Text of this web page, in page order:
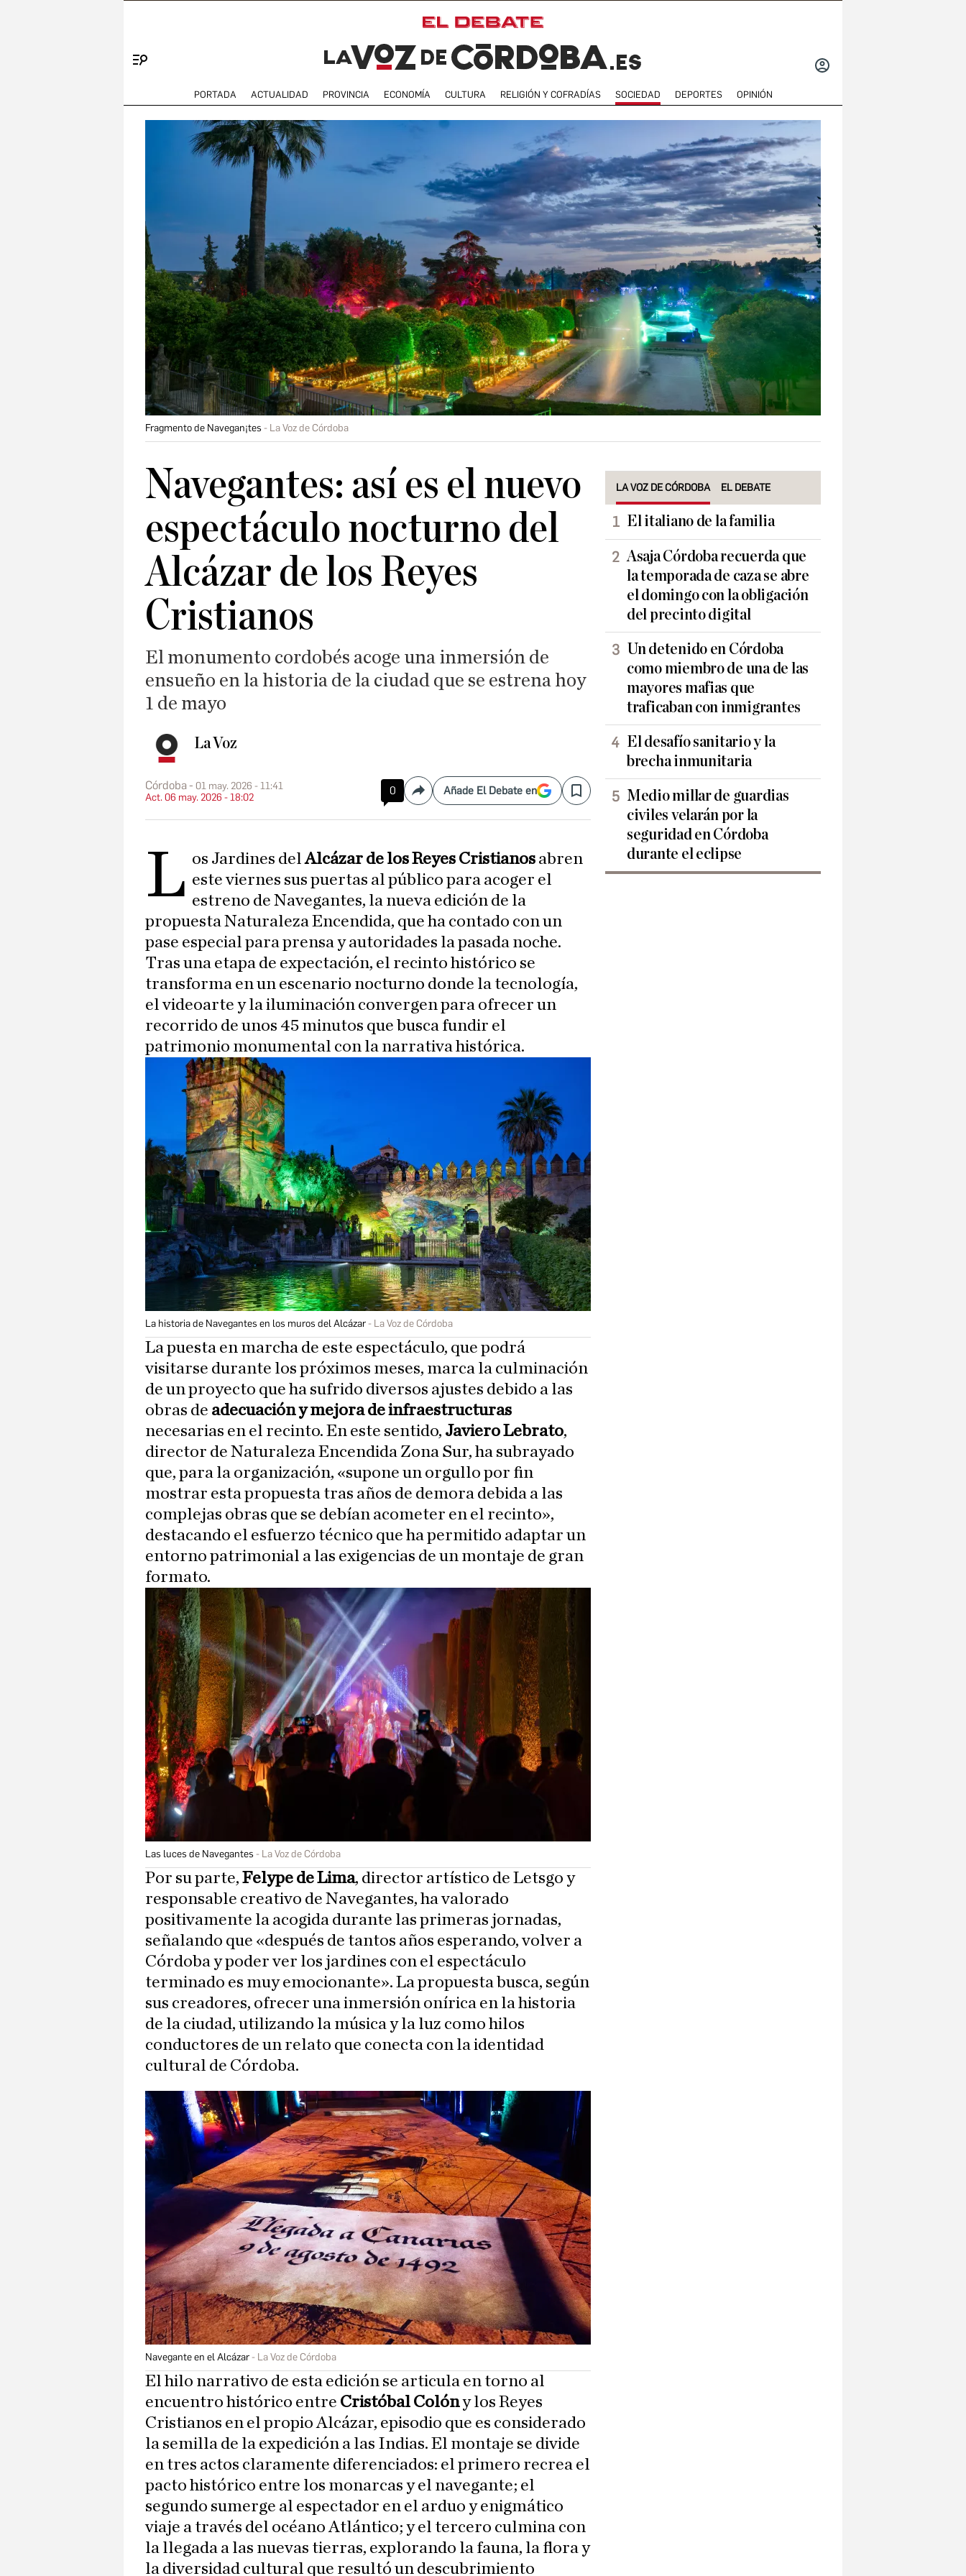
PORTADA ACTUALIDAD PROVINCIA ECONOMÍA CULTURA RELIGIÓN Y COFRADÍAS SOCIEDAD DEPORTES OPINIÓN
Fragmento de Navegan¡tes La Voz de Córdoba
Navegantes: así es el nuevo
espectáculo nocturno del
Alcázar de los Reyes
Cristianos
El monumento cordobés acoge una inmersión de
ensueño en la historia de la ciudad que se estrena hoy
1 de mayo
La Voz
Córdoba
01 may. 2026 - 11:41
Act. 06 may. 2026 - 18:02
0 CompartirAñade El Debate en Save
L os Jardines delAlcázar de los Reyes Cristianos abren
este viernes sus puertas al público para acoger el
estreno de Navegantes, la nueva edición de la
propuesta Naturaleza Encendida, que ha contado con un
pase especial para prensa y autoridades la pasada noche.
Tras una etapa de expectación, el recinto histórico se
transforma en un escenario nocturno donde la tecnología,
el videoarte y la iluminación convergen para ofrecer un
recorrido de unos 45 minutos que busca fundir el
patrimonio monumental con la narrativa histórica.
La historia de Navegantes en los muros del Alcázar La Voz de Córdoba
La puesta en marcha de este espectáculo, que podrá
visitarse durante los próximos meses, marca la culminación
de un proyecto que ha sufrido diversos ajustes debido a las
obras de adecuación y mejora de infraestructuras
necesarias en el recinto. En este sentido, Javiero Lebrato,
director de Naturaleza Encendida Zona Sur, ha subrayado
que, para la organización, «supone un orgullo por fin
mostrar esta propuesta tras años de demora debida a las
complejas obras que se debían acometer en el recinto»,
destacando el esfuerzo técnico que ha permitido adaptar un
entorno patrimonial a las exigencias de un montaje de gran
formato.
Las luces de Navegantes La Voz de Córdoba
Por su parte, Felype de Lima, director artístico de Letsgo y
responsable creativo de Navegantes, ha valorado
positivamente la acogida durante las primeras jornadas,
señalando que «después de tantos años esperando, volver a
Córdoba y poder ver los jardines con el espectáculo
terminado es muy emocionante». La propuesta busca, según
sus creadores, ofrecer una inmersión onírica en la historia
de la ciudad, utilizando la música y la luz como hilos
conductores de un relato que conecta con la identidad
cultural de Córdoba.
Navegante en el Alcázar La Voz de Córdoba
El hilo narrativo de esta edición se articula en torno al
encuentro histórico entre Cristóbal Colóny los Reyes
Cristianos en el propio Alcázar, episodio que es considerado
la semilla de la expedición a las Indias. El montaje se divide
en tres actos claramente diferenciados: el primero recrea el
pacto histórico entre los monarcas y el navegante; el
segundo sumerge al espectador en el arduo y enigmático
viaje a través del océano Atlántico; y el tercero culmina con
la llegada a las nuevas tierras, explorando la fauna, la flora y
la diversidad cultural que resultó un descubrimiento
LA VOZ DE CÓRDOBA EL DEBATE
El italiano de la familia
Asaja Córdoba recuerda que
la temporada de caza se abre
el domingo con la obligación
del precinto digital
Un detenido en Córdoba
como miembro de una de las
mayores mafias que
traficaban con inmigrantes
El desafío sanitario y la
brecha inmunitaria
Medio millar de guardias
civiles velarán por la
seguridad en Córdoba
durante el eclipse